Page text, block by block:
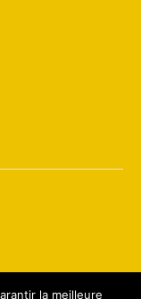
la meilleure